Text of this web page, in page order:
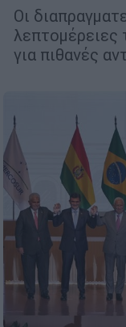
Οι
λεπτομέρειες
για πιθανές